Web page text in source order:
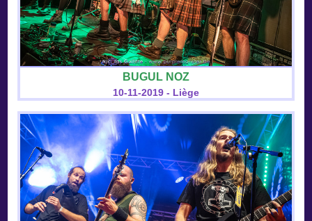
BUGUL NOZ
10-11-2019 - Liège